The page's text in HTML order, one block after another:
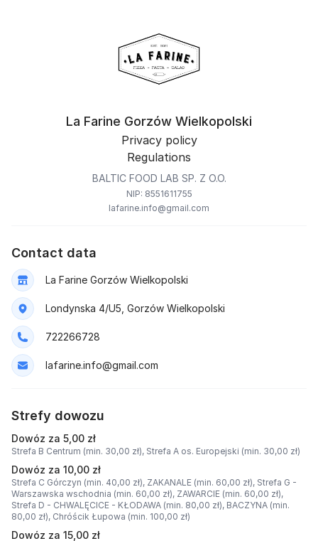
La Farine Gorzów Wielkopolski
Privacy policy
Regulations
BALTIC FOOD LAB SP. Z O.O.
NIP: 8551611755
lafarine.info@gmail.com
Contact data
La Farine Gorzów Wielkopolski
Londynska 4/U5, Gorzów Wielkopolski
722266728
lafarine.info@gmail.com
Strefy dowozu
Dowóz za 5,00 zł
Strefa B Centrum (min. 30,00 zł), Strefa A os. Europejski (min. 30,00 zł)
Dowóz za 10,00 zł
Strefa C Górczyn (min. 40,00 zł), ZAKANALE (min. 60,00 zł), Strefa G -
Warszawska wschodnia (min. 60,00 zł), ZAWARCIE (min. 60,00 zł),
Strefa D - CHWALĘCICE - KŁODAWA (min. 80,00 zł), BACZYNA (min.
80,00 zł), Chróścik Łupowa (min. 100,00 zł)
Dowóz za 15,00 zł